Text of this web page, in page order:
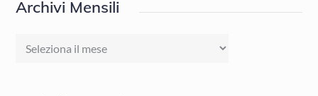
Archivi Mensili
Archivi